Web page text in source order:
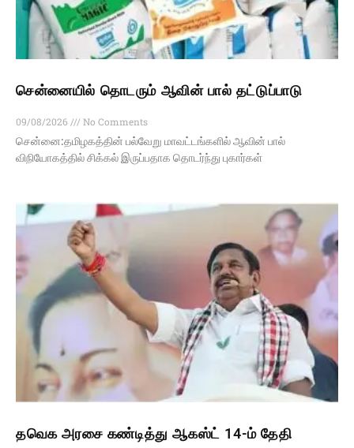
சென்னையில் தொடரும் ஆவின் பால் தட்டுப்பாடு
09/08/2026
No Comments
சென்னை:தமிழகத்தின் பல்வேறு மாவட்டங்களில் ஆவின் பால்
விநியோகத்தில் சிக்கல் இருப்பதாக தொடர்ந்து புகார்கள்
தவெக அரசை கண்டித்து ஆகஸ்ட் 14-ம் தேதி